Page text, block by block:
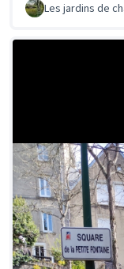
Les jardins de